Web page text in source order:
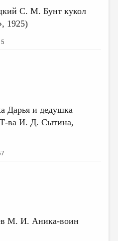
С. М. Бунт кукол
1925)
Дарья и дедушка
ва И. Д. Сытина,
М. И. Аника-воин